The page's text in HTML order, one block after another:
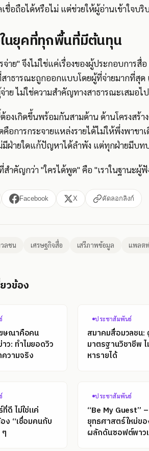
ชื่อถือได้หรือไม่ แต่ช่วยให้ผู้อ่านเข้าใจบ
นยุคที่ทุกพื้นที่มีต้นทุน
จ่าย" จึงไม่ใช่แค่เรื่องของผู้ประกอบการ
าธารณะถูกออกแบบโดยผู้ที่จ่ายมากที่สุด
าย ไม่ใช่ความสำคัญทางสาธารณะเสมอไป
งเกิดขึ้นพร้อมกันสามด้าน ด้านโครงสร้
คือการกระจายแหล่งรายได้ไม่ให้พึ่งพาข
มีฝ่ายใดแก้ปัญหาได้ลำพัง แต่ทุกฝ่ายมีบ
ำคัญกว่า "ใครได้พูด" คือ "เราในฐานะผู้
Facebook X คัดลอกลิงก์
ลชน เศรษฐกิจสื่อ เสรีภาพข้อมูล แพลต
วข้อง
ฆษณาคือคน
ว: ทำไมยอดวิว
วามจริง
ประชาสัมพันธ์
สมาคมสื่อมวลชน:
มาตรฐานวิชาชีพ
หารายได้
ดี ไม่ใช่แค่
ง “เชื่อมคนกับ
ประชาสัมพันธ์
“Be My Guest” –
ยุทธศาสตร์ใหม่ขอ
ผลักดันซอฟต์พาว